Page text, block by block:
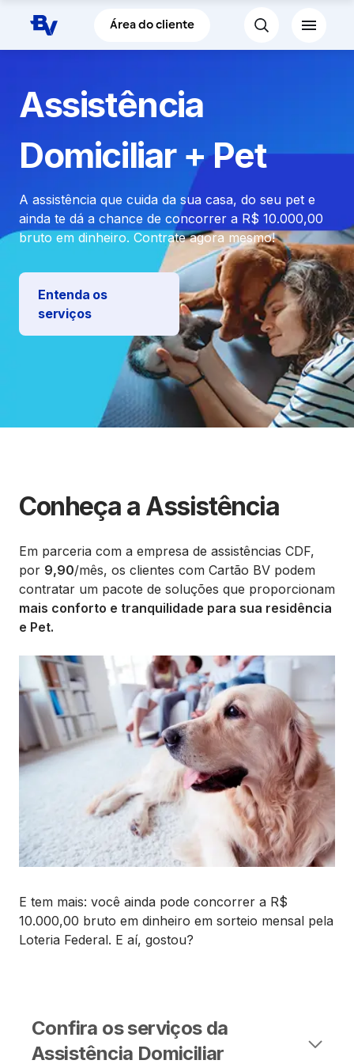
Pular para o Conteúdo principal
Área do cliente
Assistência
Domiciliar + Pet
A assistência que cuida da sua casa, do seu pet e
ainda te dá a chance de concorrer a R$ 10.000,00
bruto em dinheiro. Contrate agora mesmo!
Entenda os
serviços
Conheça a Assistência
Em parceria com a empresa de assistências CDF,
por 9,90/mês, os clientes com Cartão BV podem
contratar um pacote de soluções que proporcionam
mais conforto e tranquilidade para sua residência
e Pet.
E tem mais: você ainda pode concorrer a R$
10.000,00 bruto em dinheiro em sorteio mensal pela
Loteria Federal. E aí, gostou?
Confira os serviços da
Assistência Domiciliar